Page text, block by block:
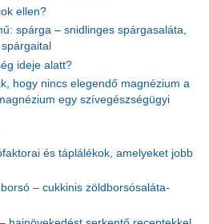
ellen?
spárga – snidlinges spárgasaláta,
ideje alatt?
hogy nincs elegendő magnézium a
egy szívegészségügyi
és táplálékok, amelyeket jobb
– cukkinis zöldborsósaláta-